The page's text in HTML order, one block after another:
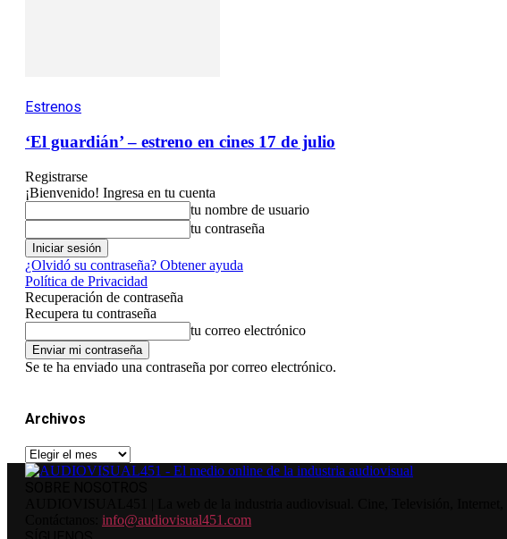
Estrenos
‘El guardián’ – estreno en cines 17 de julio
Registrarse
¡Bienvenido! Ingresa en tu cuenta
tu nombre de usuario
tu contraseña
¿Olvidó su contraseña? Obtener ayuda
Política de Privacidad
Recuperación de contraseña
Recupera tu contraseña
tu correo electrónico
Se te ha enviado una contraseña por correo electrónico.
Archivos
Archivos
info@audiovisual451.com